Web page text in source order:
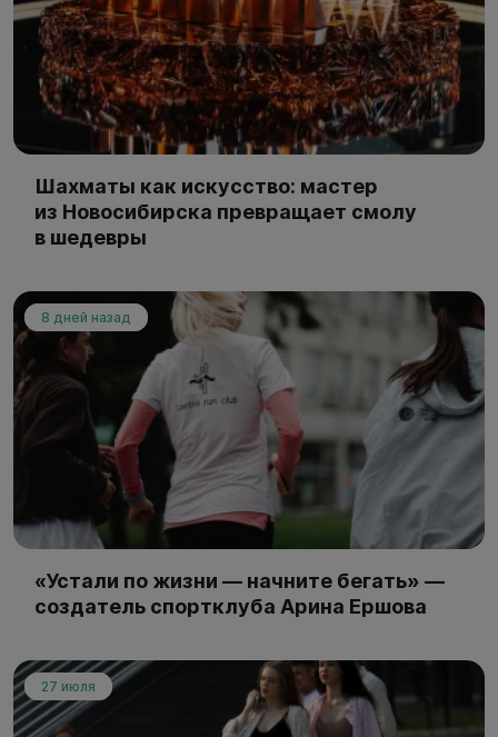
Шахматы как искусство: мастер
из Новосибирска превращает смолу
в шедевры
8 дней назад
«Устали по жизни — начните бегать» —
создатель спортклуба Арина Ершова
27 июля